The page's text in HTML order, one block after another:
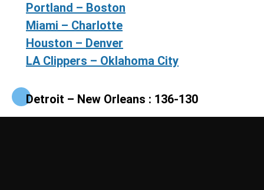
Portland – Boston
Miami – Charlotte
Houston – Denver
LA Clippers – Oklahoma City
Detroit – New Orleans : 136-130